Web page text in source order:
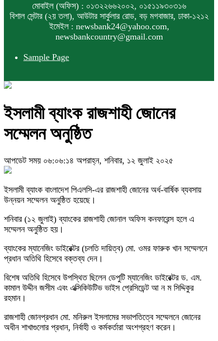
মোবাইল (অফিস) : ০১৩২২৬৬২০০২, ০১৫১১৯৩০৩১৬
বিশাল সেন্টার (২য় তলা), আউটার সার্কুলার রোড, বড় মগবাজার, ঢাকা-১২১২
ইমেইল : newsbank24@yahoo.com,
newsbankcountry@gmail.com
Sample Page
ইসলামী ব্যাংক রাজশাহী জোনের
সম্মেলন অনুষ্ঠিত
আপডেট সময় ০৬:০৬:১৪ অপরাহ্ন, শনিবার, ১২ জুলাই ২০২৫
ইসলামী ব্যাংক বাংলাদেশ পিএলসি-এর রাজশাহী জোনের অর্ধ-বার্ষিক ব্যবসায়
উন্নয়ন সম্মেলন অনুষ্ঠিত হয়েছে।
শনিবার (১২ জুলাই) ব্যাংকের রাজশাহী জোনাল অফিস কনফারেন্স হলে এ
সম্মেলন অনুষ্ঠিত হয়।
ব্যাংকের ম্যানেজিং ডাইরেক্টর (চলতি দায়িত্ব) মো. ওমর ফারুক খান সম্মেলনে
প্রধান অতিথি হিসেবে বক্তব্য দেন।
বিশেষ অতিথি হিসেবে উপস্থিত ছিলেন ডেপুটি ম্যানেজিং ডাইরেক্টর ড. এম.
কামাল উদ্দীন জসীম এবং এক্সিকিউটিভ ভাইস প্রেসিডেন্ট আ ন ম সিদ্দিকুর
রহমান।
রাজশাহী জোনপ্রধান মো. মনিরুল ইসলামের সভাপতিত্বে সম্মেলনে জোনের
অধীন শাখাগুলোর প্রধান, নির্বাহী ও কর্মকর্তারা অংশগ্রহণ করেন।